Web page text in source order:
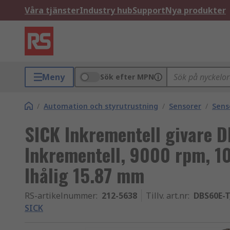
Våra tjänsterIndustry hubSupportNya produkter
Meny Sök efter MPN
/ Automation och styrutrustning / Sensorer /
SICK Inkrementell givare
Inkrementell, 9000 rpm,
Ihålig 15.87 mm
RS-artikelnummer: 212-5638 Tillv. art.nr: DBS60E-
SICK